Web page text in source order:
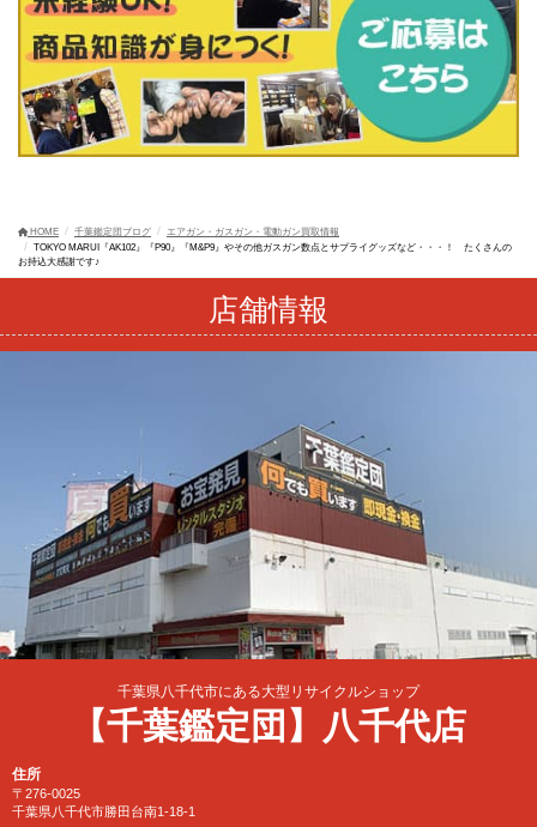
HOME 千葉鑑定団ブログ
エアガン・ガスガン・電動ガン買取情報
TOKYO MARUI『AK102』『P90』『M&P9』やその他ガスガン数点とサプライグッズなど・・・！ たくさんの
お持込大感謝です♪
店舗情報
千葉県八千代市にある大型リサイクルショップ
【千葉鑑定団】八千代店
住所
〒276-0025
千葉県八千代市勝田台南1-18-1